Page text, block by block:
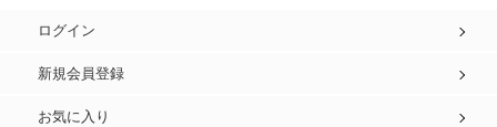
ログイン
新規会員登録
お気に入り